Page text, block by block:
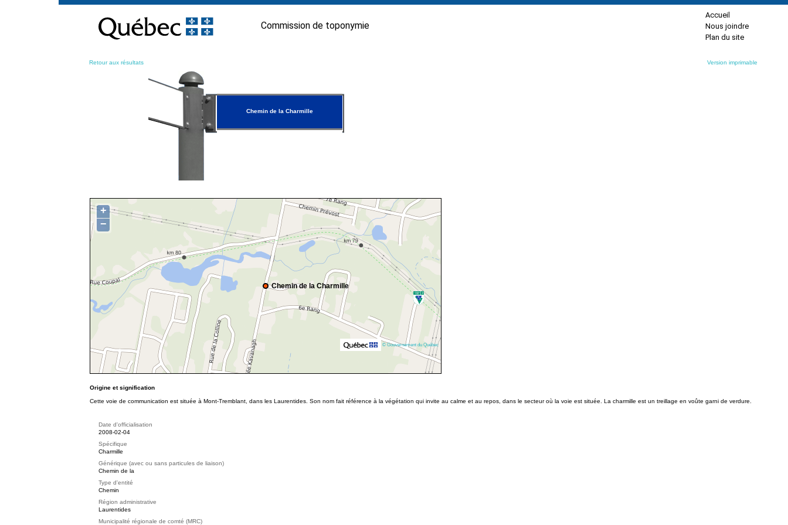
contenu
Commission de toponymie
Accueil
Nous joindre
Plan du site
Retour aux résultats Version imprimable
Chemin de la Charmille
Chemin de la Charmille
+
−
© Gouvernement du Québec
Origine et signification
Cette voie de communication est située à Mont-Tremblant, dans les Laurentides. Son nom fait référence à la végétation qui invite au calme et au repos, dans le secteur où la voie est située. La charmille est un treillage en voûte garni de verdure.
Date d'officialisation
2008-02-04
Spécifique
Charmille
Générique (avec ou sans particules de liaison)
Chemin de la
Type d'entité
Chemin
Région administrative
Laurentides
Municipalité régionale de comté (MRC)